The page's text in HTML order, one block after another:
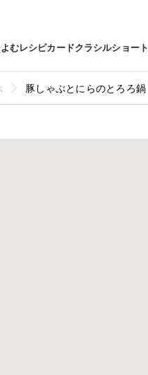
むレシピカードクラシルショート
豚しゃぶとにらのとろろ鍋